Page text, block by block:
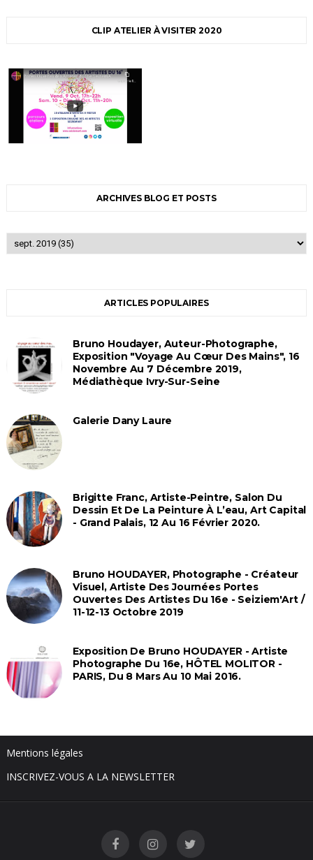
CLIP ATELIER À VISITER 2020
ARCHIVES BLOG ET POSTS
ARTICLES POPULAIRES
Bruno Houdayer, Auteur-Photographe,
Exposition "Voyage Au Cœur Des Mains", 16
Novembre Au 7 Décembre 2019,
Médiathèque Ivry-Sur-Seine
Galerie Dany Laure
Brigitte Franc, Artiste-Peintre, Salon Du
Dessin Et De La Peinture À L’eau, Art Capital
- Grand Palais, 12 Au 16 Février 2020.
Bruno HOUDAYER, Photographe - Créateur
Visuel, Artiste Des Journées Portes
Ouvertes Des Artistes Du 16e - Seiziem'Art /
11-12-13 Octobre 2019
Exposition De Bruno HOUDAYER - Artiste
Photographe Du 16e, HÔTEL MOLITOR -
PARIS, Du 8 Mars Au 10 Mai 2016.
Mentions légales
INSCRIVEZ-VOUS A LA NEWSLETTER